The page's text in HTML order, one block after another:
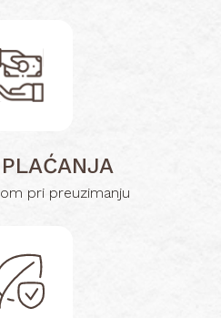
pri preuzimanju